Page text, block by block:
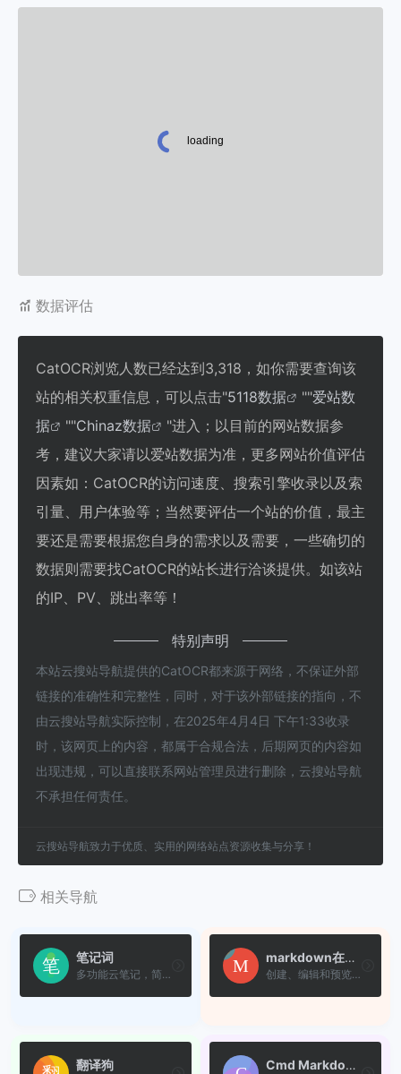
数据评估
CatOCR浏览人数已经达到3,318，如你需要查询该
站的相关权重信息，可以点击"5118数据 ""爱站数
据
""Chinaz数据
"进入；以目前的网站数据参
考，建议大家请以爱站数据为准，更多网站价值评估
因素如：CatOCR的访问速度、搜索引擎收录以及索
引量、用户体验等；当然要评估一个站的价值，最主
要还是需要根据您自身的需求以及需要，一些确切的
数据则需要找CatOCR的站长进行洽谈提供。如该站
的IP、PV、跳出率等！
特别声明
本站云搜站导航提供的CatOCR都来源于网络，不保证外部
链接的准确性和完整性，同时，对于该外部链接的指向，不
由云搜站导航实际控制，在2025年4月4日 下午1:33收录
时，该网页上的内容，都属于合规合法，后期网页的内容如
出现违规，可以直接联系网站管理员进行删除，云搜站导航
不承担任何责任。
云搜站导航致力于优质、实用的网络站点资源收集与分享！
相关导航
笔记词
多功能云笔记，简洁的网络剪...
markdown在线编辑器
创建、编辑和预览Markdown文档
翻译狗 Cmd Markdown